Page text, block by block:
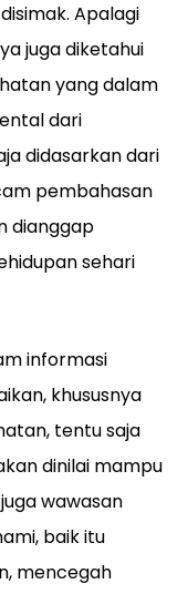
Apalagi
juga diketahui
yang dalam
dari
didasarkan dari
pembahasan
dianggap
sehari
informasi
khususnya
tentu saja
dinilai mampu
wawasan
baik itu
mencegah